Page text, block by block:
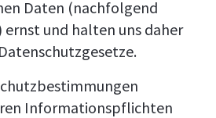
Daten (nachfolgend
ernst und halten uns daher
Informationspflichten